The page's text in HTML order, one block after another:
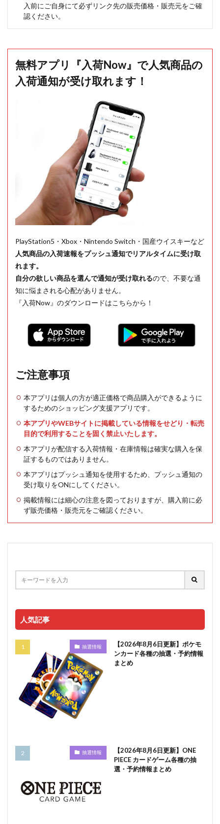
入前にご自身にて必ずリンク先の販売価格・販売元をご確
認ください。
無料アプリ『入荷Now』で人気商品の
入荷通知が受け取れます！
PlayStation5・Xbox・Nintendo Switch・国産ウイスキーなど
人気商品の入荷速報をプッシュ通知でリアルタイムに受け取
れます。
自分の欲しい商品を選んで通知が受け取れるので、不要な通
知に悩まされる心配がありません。
『入荷Now』のダウンロードはこちらから！
ご注意事項
本アプリは個人の方が適正価格で商品購入ができるように
するためのショッピング支援アプリです。
本アプリやWEBサイトに掲載している情報をせどり・転売
目的で利用することを固く禁止いたします。
本アプリが配信する入荷情報・在庫情報は確実な購入を保
証するものではありません。
本アプリはプッシュ通知を使用するため、プッシュ通知の
受け取りをONにしてください。
掲載情報には細心の注意を図っておりますが、購入前に必
ず販売価格・販売元をご確認ください。
人気記事
抽選情報
【2026年8月6日更新】ポケモ
ンカード各種の抽選・予約情報
まとめ
抽選情報
【2026年8月6日更新】ONE
PIECE カードゲーム各種の抽
選・予約情報まとめ